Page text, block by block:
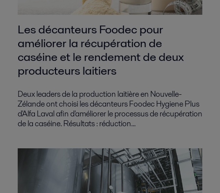
Les décanteurs Foodec pour
améliorer la récupération de
caséine et le rendement de deux
producteurs laitiers
Deux leaders de la production laitière en Nouvelle-
Zélande ont choisi les décanteurs Foodec Hygiene Plus
d'Alfa Laval afin d'améliorer le processus de récupération
de la caséine. Résultats : réduction...